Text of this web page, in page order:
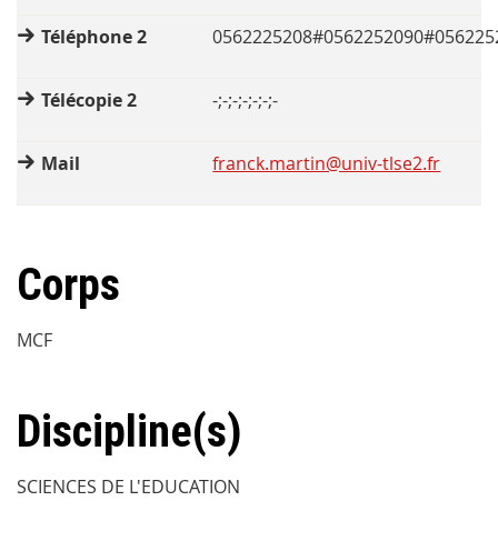
Téléphone 2
Télécopie 2 -;-;-;-;-;-;-
Mail franck.martin@univ-tlse2.fr
Corps
MCF
Discipline(s)
SCIENCES DE L'EDUCATION